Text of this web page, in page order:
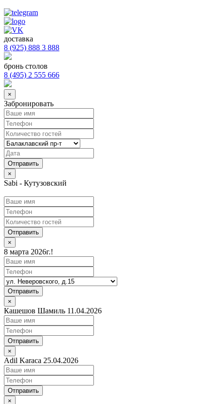
доставка
8 (925) 888 3 888
бронь столов
8 (495) 2 555 666
×
Забронировать
×
Sabi - Кутузовский
Отправить
×
8 марта 2026г.!
Отправить
×
Кашешов Шамиль 11.04.2026
Отправить
×
Adil Karaca 25.04.2026
Отправить
×